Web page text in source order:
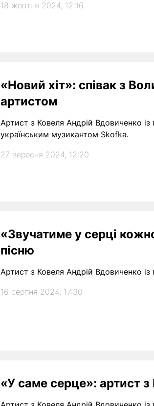
18 жовтня 2024, 12:16
«Новий хіт»: співак з
артистом
Артист з Ковеля Андрій Вдовиченко
українським музикантом Skofka.
27 вересня 2024, 12:20
«Звучатиме у серці
пісню
Артист з Ковеля Андрій Вдовиченко
16 серпня 2024, 17:30
«У саме серце»: артист з